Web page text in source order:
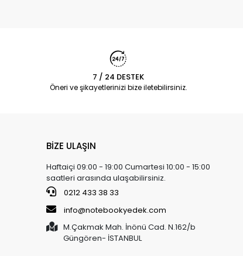
7 / 24 DESTEK
Öneri ve şikayetlerinizi bize iletebilirsiniz.
BİZE ULAŞIN
Haftaiçi 09:00 - 19:00 Cumartesi 10:00 - 15:00
saatleri arasında ulaşabilirsiniz.
0212 433 38 33
info@notebookyedek.com
M.Çakmak Mah. İnönü Cad. N.162/b
Güngören- İSTANBUL